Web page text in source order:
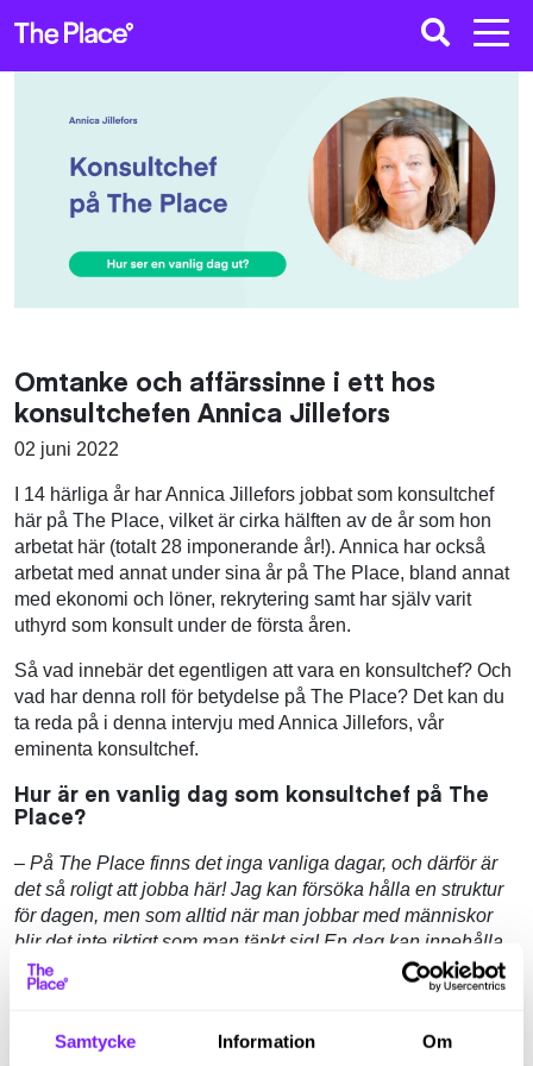
Samtycke Information Om
Omtanke och affärssinne i ett hos
konsultchefen Annica Jillefors
02 juni 2022
I 14 härliga år har Annica Jillefors jobbat som konsultchef
här på The Place, vilket är cirka hälften av de år som hon
arbetat här (totalt 28 imponerande år!). Annica har också
arbetat med annat under sina år på The Place, bland annat
med ekonomi och löner, rekrytering samt har själv varit
uthyrd som konsult under de första åren.
Så vad innebär det egentligen att vara en konsultchef? Och
vad har denna roll för betydelse på The Place? Det kan du
ta reda på i denna intervju med Annica Jillefors, vår
eminenta konsultchef.
Hur är en vanlig dag som konsultchef på The
Place?
– På The Place finns det inga vanliga dagar, och därför är
det så roligt att jobba här! Jag kan försöka hålla en struktur
för dagen, men som alltid när man jobbar med människor
blir det inte riktigt som man tänkt sig! En dag kan innehålla
allt från interna möten, besök på kundföretag,
onboardingmöten med nya konsulter, anställningsmöten